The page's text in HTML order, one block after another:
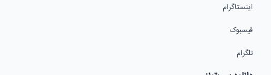
اینستاگرام
فیسبوک
تلگرام